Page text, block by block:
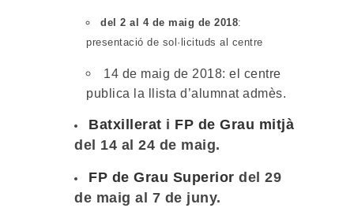
del 2 al 4 de maig de 2018:
presentació de sol·licituds al centre
14 de maig de 2018: el centre
publica la llista d’alumnat admès.
Batxillerat i FP de Grau mitjà
del 14 al 24 de maig.
FP de Grau Superior del 29
de maig al 7 de juny.